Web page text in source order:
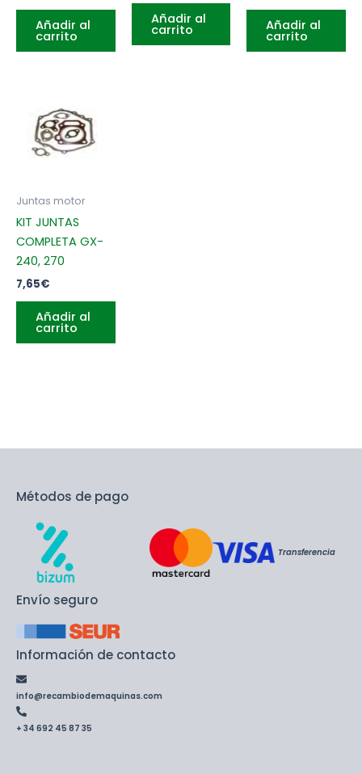
BG-
BG-
Añadir al
carrito
Añadir al
carrito Añadir al
carrito
Juntas motor
KIT JUNTAS
COMPLETA GX-
240, 270
7,65€
Añadir al
carrito
Métodos de pago
Transferencia
Envío seguro
Información de contacto
info@recambiodemaquinas.com
+ 34 692 45 87 35